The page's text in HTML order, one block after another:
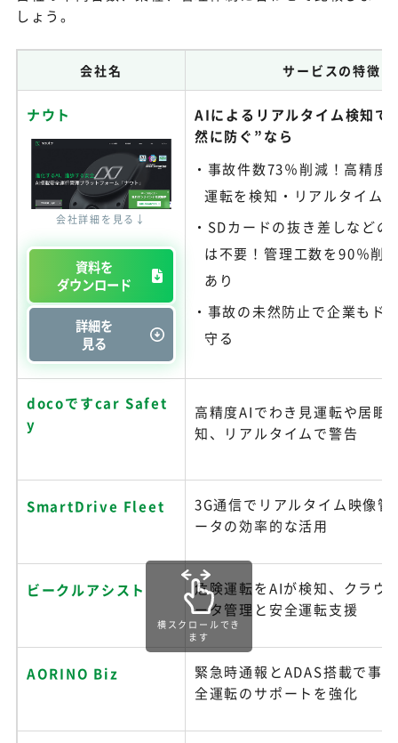
しょう。
会社名 サービスの特徴
ナウト
会社詳細を見る↓
資料を
ダウンロード
詳細を
見る
AIによるリアルタイム検知で
然に防ぐ”なら
事故件数73％削減！高精度
運転を検知・リアルタイム
SDカードの抜き差しなどの
は不要！管理工数を90％削
あり
事故の未然防止で企業もド
守る
docoですcar Safet
y
高精度AIでわき見運転や居眠
知、リアルタイムで警告
SmartDrive Fleet
3G通信でリアルタイム映像管
ータの効率的な活用
ビークルアシスト
危険運転をAIが検知、クラウ
ータ管理と安全運転支援
AORINO Biz
緊急時通報とADAS搭載で事
全運転のサポートを強化
横スクロールでき
ます